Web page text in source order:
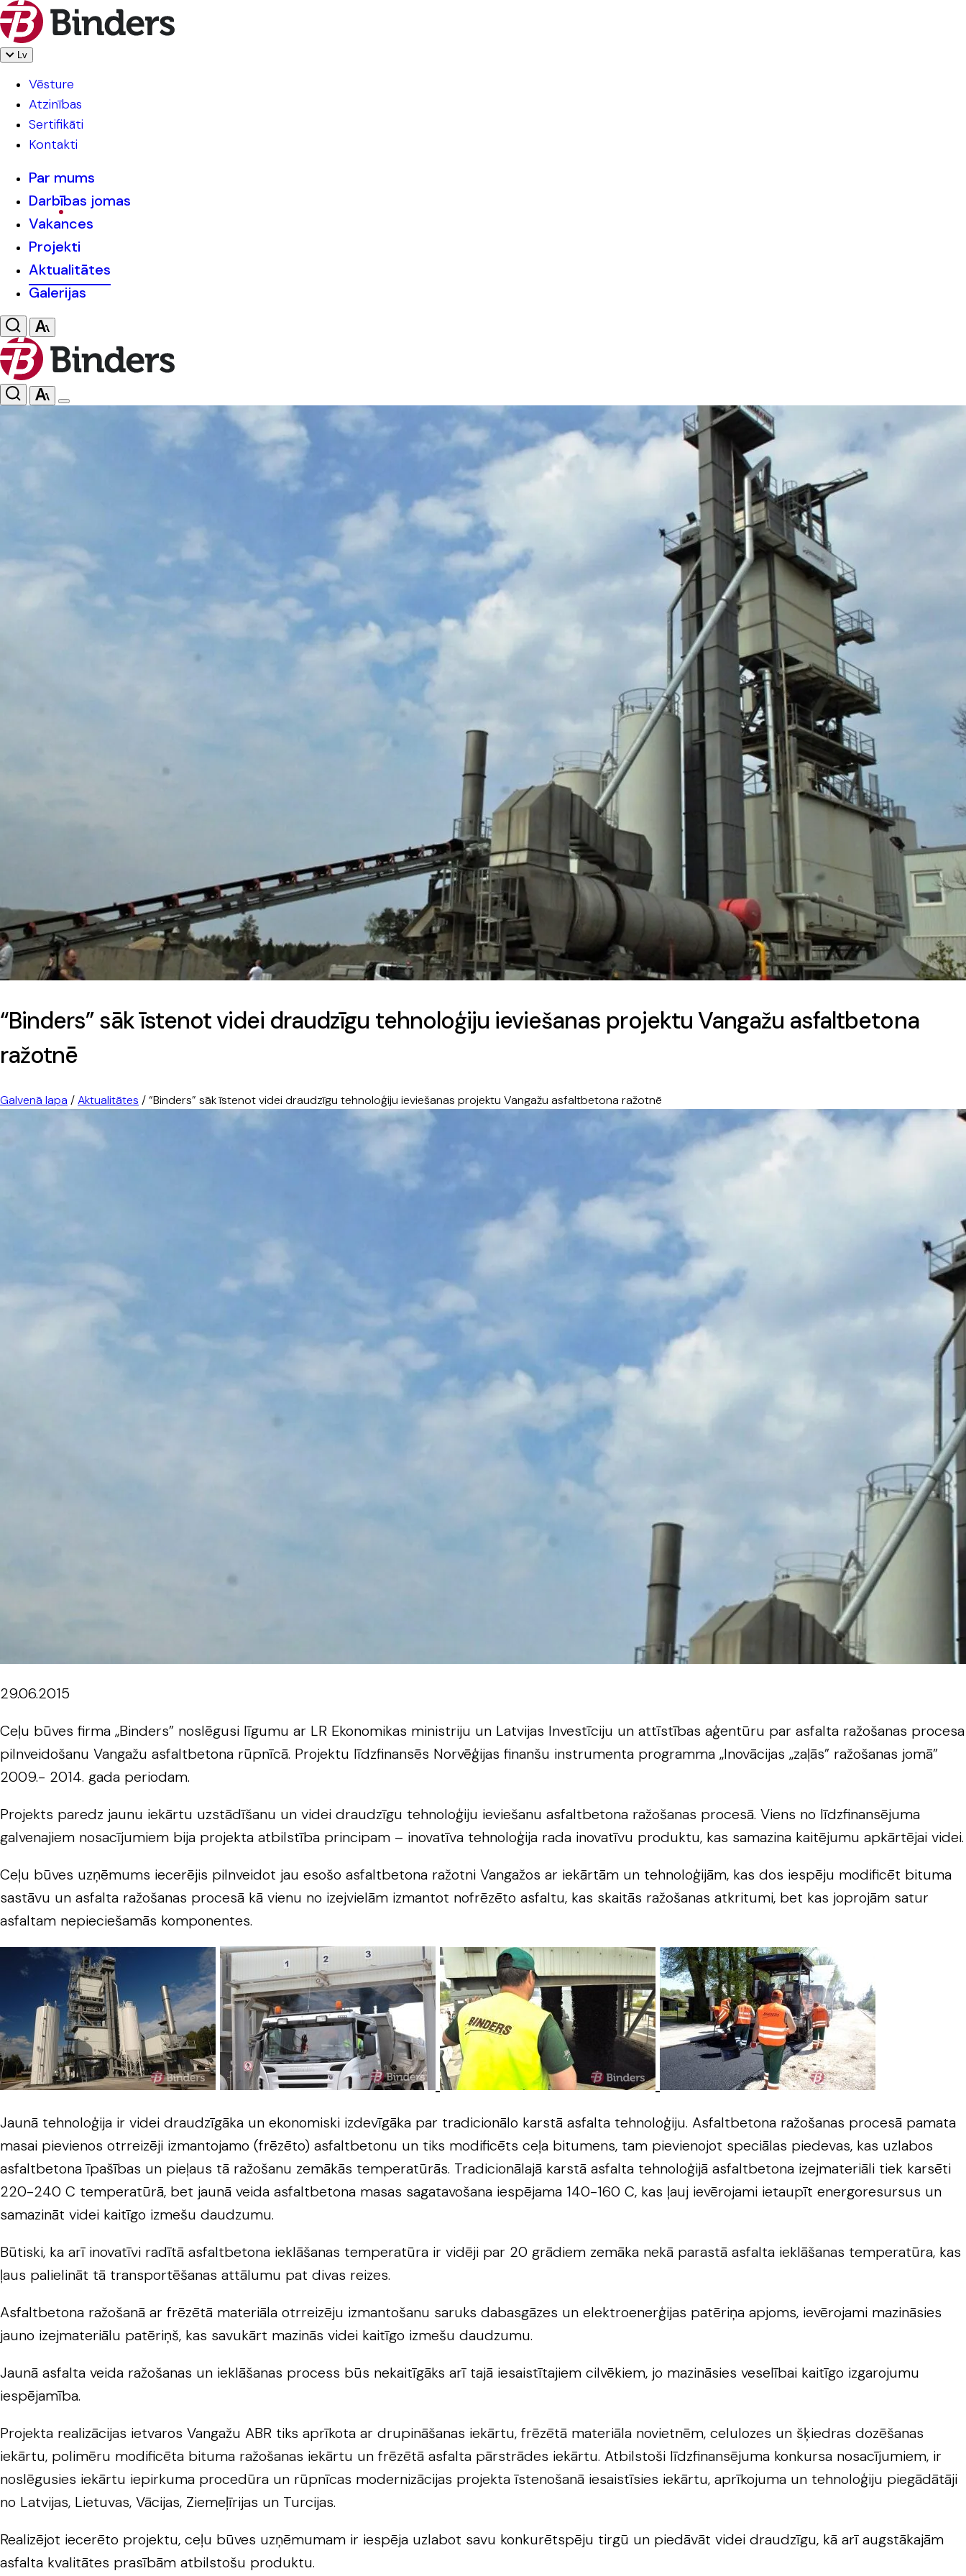
Lv
Vēsture
Atzinības
Sertifikāti
Kontakti
Par mums
Darbības jomas
Vakances
Projekti
Aktualitātes
Galerijas
“Binders” sāk īstenot videi draudzīgu tehnoloģiju ieviešanas projektu Vangažu asfaltbetona
ražotnē
Galvenā lapa /Aktualitātes /“Binders” sāk īstenot videi draudzīgu tehnoloģiju ieviešanas projektu Vangažu asfaltbetona ražotnē
29.06.2015
Ceļu būves firma „Binders” noslēgusi līgumu ar LR Ekonomikas ministriju un Latvijas Investīciju un attīstības aģentūru par asfalta ražošanas procesa
pilnveidošanu Vangažu asfaltbetona rūpnīcā. Projektu līdzfinansēs Norvēģijas finanšu instrumenta programma „Inovācijas „zaļās” ražošanas jomā”
2009.- 2014. gada periodam.
Projekts paredz jaunu iekārtu uzstādīšanu un videi draudzīgu tehnoloģiju ieviešanu asfaltbetona ražošanas procesā. Viens no līdzfinansējuma
galvenajiem nosacījumiem bija projekta atbilstība principam – inovatīva tehnoloģija rada inovatīvu produktu, kas samazina kaitējumu apkārtējai videi.
Ceļu būves uzņēmums iecerējis pilnveidot jau esošo asfaltbetona ražotni Vangažos ar iekārtām un tehnoloģijām, kas dos iespēju modificēt bituma
sastāvu un asfalta ražošanas procesā kā vienu no izejvielām izmantot nofrēzēto asfaltu, kas skaitās ražošanas atkritumi, bet kas joprojām satur
asfaltam nepieciešamās komponentes.
Jaunā tehnoloģija ir videi draudzīgāka un ekonomiski izdevīgāka par tradicionālo karstā asfalta tehnoloģiju. Asfaltbetona ražošanas procesā pamata
masai pievienos otrreizēji izmantojamo (frēzēto) asfaltbetonu un tiks modificēts ceļa bitumens, tam pievienojot speciālas piedevas, kas uzlabos
asfaltbetona īpašības un pieļaus tā ražošanu zemākās temperatūrās. Tradicionālajā karstā asfalta tehnoloģijā asfaltbetona izejmateriāli tiek karsēti
220-240 C temperatūrā, bet jaunā veida asfaltbetona masas sagatavošana iespējama 140-160 C, kas ļauj ievērojami ietaupīt energoresursus un
samazināt videi kaitīgo izmešu daudzumu.
Būtiski, ka arī inovatīvi radītā asfaltbetona ieklāšanas temperatūra ir vidēji par 20 grādiem zemāka nekā parastā asfalta ieklāšanas temperatūra, kas
ļaus palielināt tā transportēšanas attālumu pat divas reizes.
Asfaltbetona ražošanā ar frēzētā materiāla otrreizēju izmantošanu saruks dabasgāzes un elektroenerģijas patēriņa apjoms, ievērojami mazināsies
jauno izejmateriālu patēriņš, kas savukārt mazinās videi kaitīgo izmešu daudzumu.
Jaunā asfalta veida ražošanas un ieklāšanas process būs nekaitīgāks arī tajā iesaistītajiem cilvēkiem, jo mazināsies veselībai kaitīgo izgarojumu
iespējamība.
Projekta realizācijas ietvaros Vangažu ABR tiks aprīkota ar drupināšanas iekārtu, frēzētā materiāla novietnēm, celulozes un šķiedras dozēšanas
iekārtu, polimēru modificēta bituma ražošanas iekārtu un frēzētā asfalta pārstrādes iekārtu. Atbilstoši līdzfinansējuma konkursa nosacījumiem, ir
noslēgusies iekārtu iepirkuma procedūra un rūpnīcas modernizācijas projekta īstenošanā iesaistīsies iekārtu, aprīkojuma un tehnoloģiju piegādātāji
no Latvijas, Lietuvas, Vācijas, Ziemeļīrijas un Turcijas.
Realizējot iecerēto projektu, ceļu būves uzņēmumam ir iespēja uzlabot savu konkurētspēju tirgū un piedāvāt videi draudzīgu, kā arī augstākajām
asfalta kvalitātes prasībām atbilstošu produktu.